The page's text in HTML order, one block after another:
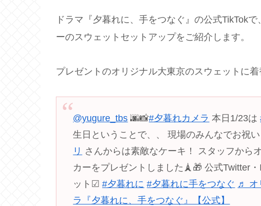
ドラマ『夕暮れに、手をつなぐ』の公式TikTok
ーのスウェットセットアップをご紹介します。
プレゼントのオリジナル大東京のスウェットに着
@yugure_tbs 🌆📸#夕暮れカメラ 本日1/23は
生日ということで、、 現場のみんなでお祝
リ さんからは素敵なケーキ！ スタッフから
カーをプレゼントしました🗼🎁 公式Twitter
ット☑︎#夕暮れに #夕暮れに手をつなぐ ♬ オ
ラ『夕暮れに、手をつなぐ』【公式】